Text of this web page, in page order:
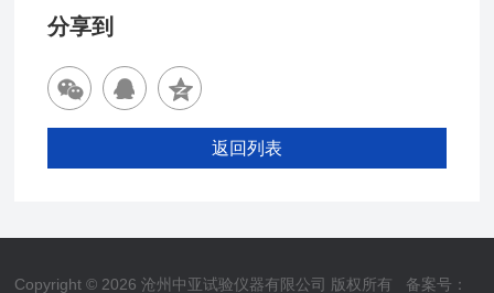
分享到
返回列表
Copyright © 2026 沧州中亚试验仪器有限公司 版权所有 备案号：